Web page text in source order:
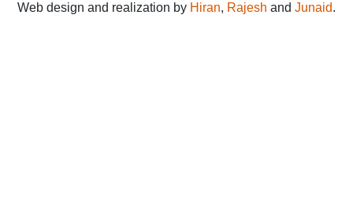
Web design and realization by Hiran, Rajesh and Junaid.